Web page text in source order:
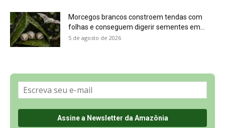
Política de Privacidade, LGPD e RGPD
Últimas Notícias
🌎 Español
©